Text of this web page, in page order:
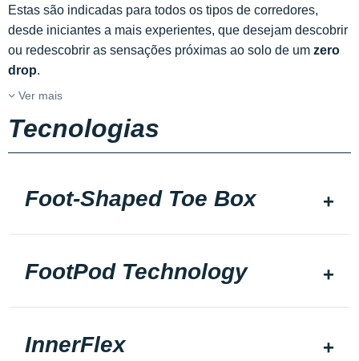
Estas são indicadas para todos os tipos de corredores,
desde iniciantes a mais experientes, que desejam descobrir
ou redescobrir as sensações próximas ao solo de um zero
drop.
Ver mais
Tecnologias
Foot-Shaped Toe Box
FootPod Technology
InnerFlex